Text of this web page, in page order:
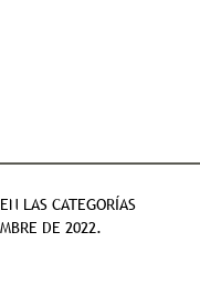
LAS CATEGORÍAS
DE 2022.